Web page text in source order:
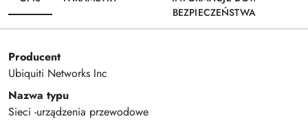
BEZPIECZEŃSTWA
Producent
Ubiquiti Networks Inc
Nazwa typu
Sieci -urządzenia przewodowe